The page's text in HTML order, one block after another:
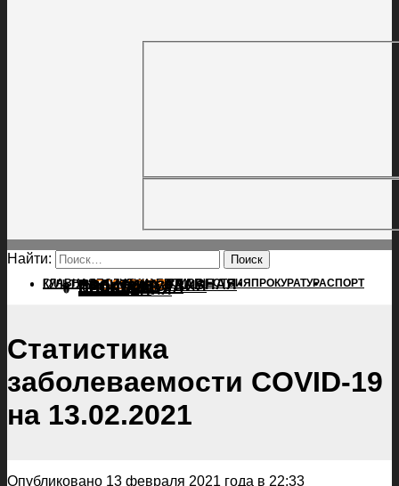
Найти:
ГЛАВНАЯПОЛИТИКАПРОИСШЕСТВИЯ ПРОКУРАТУРАСПОРТ
КУЛЬТУРАПОСЕЛЕНИЯГЛАВНАЯ
ПОЛИТИКА
ПРОИСШЕСТВИЯ
ПРОКУРАТУРА
СПОРТ
КУЛЬТУРА
ПОСЕЛЕНИЯ
Статистика
заболеваемости COVID-19
на 13.02.2021
Опубликовано 13 февраля 2021 года в 22:33